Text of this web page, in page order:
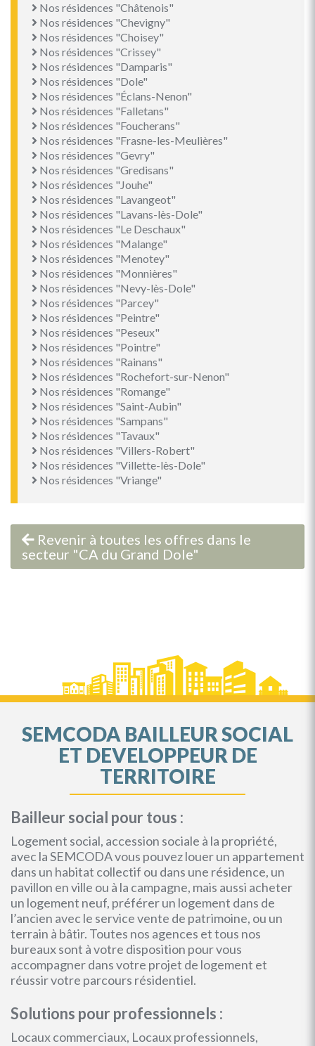
Nos résidences "Châtenois"
Nos résidences "Chevigny"
Nos résidences "Choisey"
Nos résidences "Crissey"
Nos résidences "Damparis"
Nos résidences "Dole"
Nos résidences "Éclans-Nenon"
Nos résidences "Falletans"
Nos résidences "Foucherans"
Nos résidences "Frasne-les-Meulières"
Nos résidences "Gevry"
Nos résidences "Gredisans"
Nos résidences "Jouhe"
Nos résidences "Lavangeot"
Nos résidences "Lavans-lès-Dole"
Nos résidences "Le Deschaux"
Nos résidences "Malange"
Nos résidences "Menotey"
Nos résidences "Monnières"
Nos résidences "Nevy-lès-Dole"
Nos résidences "Parcey"
Nos résidences "Peintre"
Nos résidences "Peseux"
Nos résidences "Pointre"
Nos résidences "Rainans"
Nos résidences "Rochefort-sur-Nenon"
Nos résidences "Romange"
Nos résidences "Saint-Aubin"
Nos résidences "Sampans"
Nos résidences "Tavaux"
Nos résidences "Villers-Robert"
Nos résidences "Villette-lès-Dole"
Nos résidences "Vriange"
Revenir à toutes les offres dans le
secteur "CA du Grand Dole"
SEMCODA BAILLEUR SOCIAL
ET DEVELOPPEUR DE
TERRITOIRE
Bailleur social pour tous :
Logement social, accession sociale à la propriété,
avec la SEMCODA vous pouvez louer un appartement
dans un habitat collectif ou dans une résidence, un
pavillon en ville ou à la campagne, mais aussi acheter
un logement neuf, préférer un logement dans de
l’ancien avec le service vente de patrimoine, ou un
terrain à bâtir. Toutes nos agences et tous nos
bureaux sont à votre disposition pour vous
accompagner dans votre projet de logement et
réussir votre parcours résidentiel.
Solutions pour professionnels :
Locaux commerciaux, Locaux professionnels,